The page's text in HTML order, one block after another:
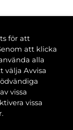
för att
att klicka
alla
välja Avvisa
vissa
vissa